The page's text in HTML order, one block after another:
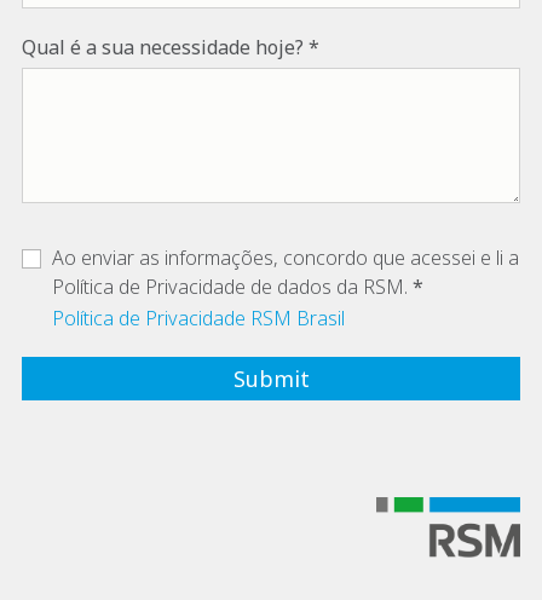
Qual é a sua necessidade hoje?
Ao enviar as informações, concordo que acessei e li a
Política de Privacidade de dados da RSM.
Política de Privacidade RSM Brasil